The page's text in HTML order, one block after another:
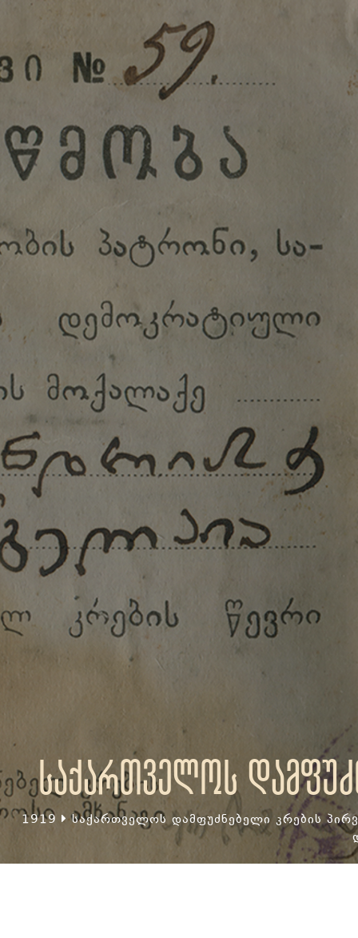
საქართველოს
1919
საქართველოს დამფუძნებელი კრების